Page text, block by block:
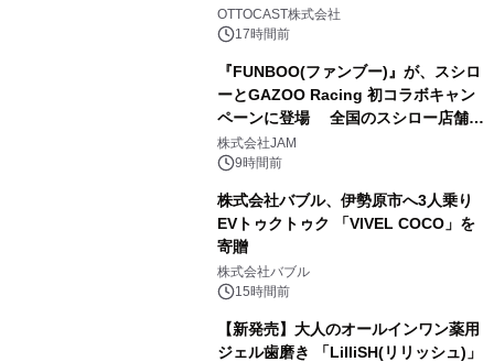
OTTOCAST株式会社
17時間前
『FUNBOO(ファンブー)』が、スシロ
ーとGAZOO Racing 初コラボキャン
ペーンに登場 全国のスシロー店舗で
GR 4車種の FUNBOO(ミニカー)付き
メニューが展開されます
株式会社JAM
9時間前
株式会社バブル、伊勢原市へ3人乗り
EVトゥクトゥク 「VIVEL COCO」を
寄贈
株式会社バブル
15時間前
【新発売】大人のオールインワン薬用
ジェル歯磨き 「LilliSH(リリッシュ)」